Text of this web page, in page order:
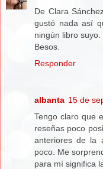
De Clara
gustó nada así
ningún libro suyo.
Besos.
Responder
albanta 15 de
Tengo claro que
reseñas poco
anteriores de la
poco. Me
para mí significa